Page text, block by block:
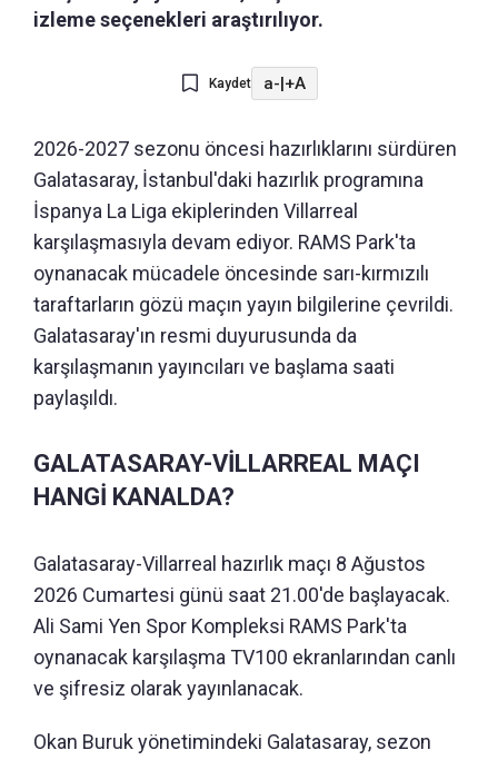
izleme seçenekleri araştırılıyor.
Kaydet a-|+A
2026-2027 sezonu öncesi hazırlıklarını sürdüren
Galatasaray, İstanbul'daki hazırlık programına
İspanya La Liga ekiplerinden Villarreal
karşılaşmasıyla devam ediyor. RAMS Park'ta
oynanacak mücadele öncesinde sarı-kırmızılı
taraftarların gözü maçın yayın bilgilerine çevrildi.
Galatasaray'ın resmi duyurusunda da
karşılaşmanın yayıncıları ve başlama saati
paylaşıldı.
GALATASARAY-VİLLARREAL MAÇI
HANGİ KANALDA?
Galatasaray-Villarreal hazırlık maçı 8 Ağustos
2026 Cumartesi günü saat 21.00'de başlayacak.
Ali Sami Yen Spor Kompleksi RAMS Park'ta
oynanacak karşılaşma TV100 ekranlarından canlı
ve şifresiz olarak yayınlanacak.
Okan Buruk yönetimindeki Galatasaray, sezon